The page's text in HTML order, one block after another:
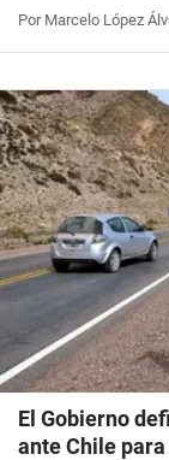
Por Marcelo López
El Gobierno
ante Chile